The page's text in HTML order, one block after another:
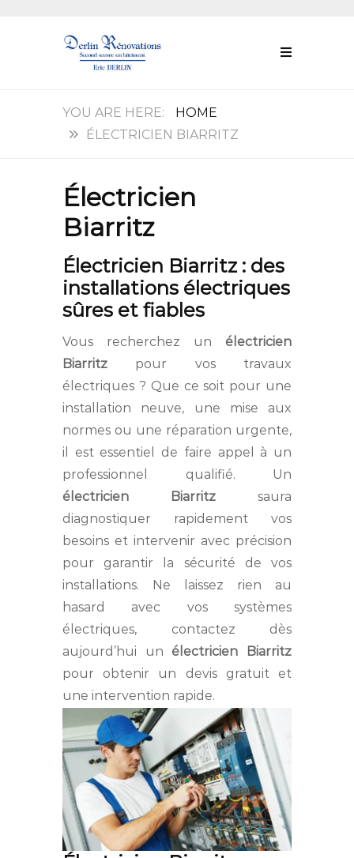
HOME
ÉLECTRICIEN BIARRITZ
Électricien
Biarritz
Électricien Biarritz : des
installations électriques
sûres et fiables
Vous recherchez un électricien
Biarritz pour vos travaux
électriques ? Que ce soit pour une
installation neuve, une mise aux
normes ou une réparation urgente,
il est essentiel de faire appel à un
professionnel qualifié. Un
électricien Biarritz saura
diagnostiquer rapidement vos
besoins et intervenir avec précision
pour garantir la sécurité de vos
installations. Ne laissez rien au
hasard avec vos systèmes
électriques, contactez dès
aujourd’hui un électricien Biarritz
pour obtenir un devis gratuit et
une intervention rapide.